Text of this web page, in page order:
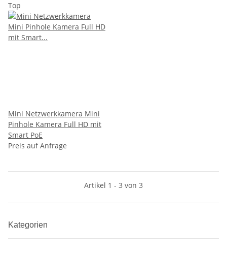
Top
Mini Netzwerkkamera Mini
Pinhole Kamera Full HD mit
Smart PoE
Preis auf Anfrage
Artikel 1 - 3 von 3
Kategorien